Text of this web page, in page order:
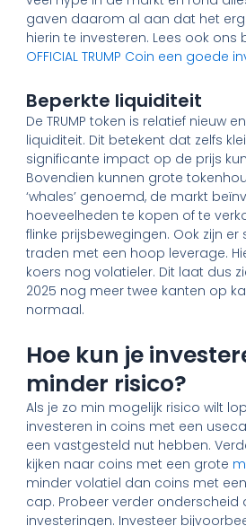
gaven daarom al aan dat het
hierin te investeren. Lees ook ons
OFFICIAL TRUMP Coin een goede
Beperkte liquiditeit
De TRUMP token is relatief nieuw
liquiditeit. Dit betekent dat zelfs
significante impact op de prijs
Bovendien kunnen grote
‘whales’ genoemd, de markt
hoeveelheden te kopen of te
flinke prijsbewegingen. Ook zijn
traden met een hoop leverage.
koers nog volatieler. Dit laat dus
2025 nog meer twee kanten op
normaal.
Hoe kun je
minder risico?
Als je zo min mogelijk risico wilt
investeren in coins met een
een vastgesteld nut hebben.
kijken naar coins met een grote
minder volatiel dan coins met
cap. Probeer verder onderscheid
investeringen. Investeer